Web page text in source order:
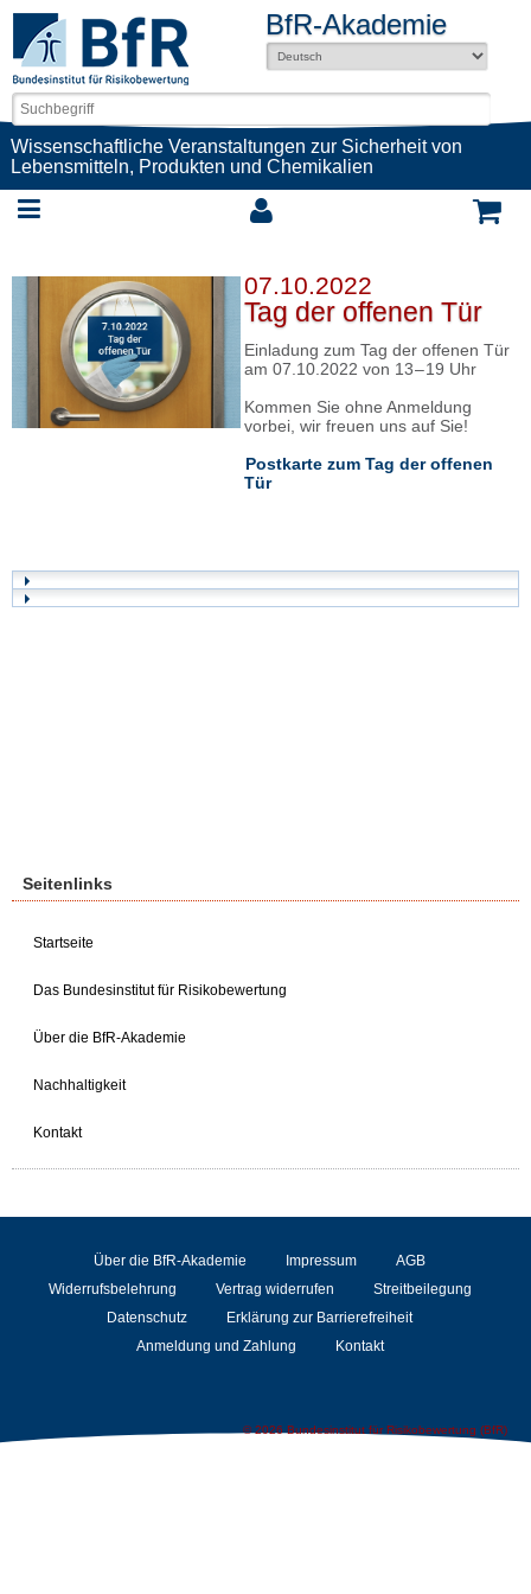
BfR-Akademie
Wissenschaftliche Veranstaltungen zur Sicherheit von
Lebensmitteln, Produkten und Chemikalien
07.10.2022
Tag der offenen Tür
Einladung zum Tag der offenen Tür
am 07.10.2022 von 13 – 19 Uhr
Kommen Sie ohne Anmeldung
vorbei, wir freuen uns auf Sie!
Postkarte zum Tag der offenen
Tür
Seitenlinks
Startseite
Das Bundesinstitut für Risikobewertung
Über die BfR-Akademie
Nachhaltigkeit
Kontakt
Über die BfR-Akademie Impressum
AGB
Widerrufsbelehrung
Vertrag widerrufen
Streitbeilegung
Datenschutz
Erklärung zur Barrierefreiheit
Anmeldung und Zahlung
Kontakt
© 2026 Bundesinstitut für Risikobewertung (BfR)